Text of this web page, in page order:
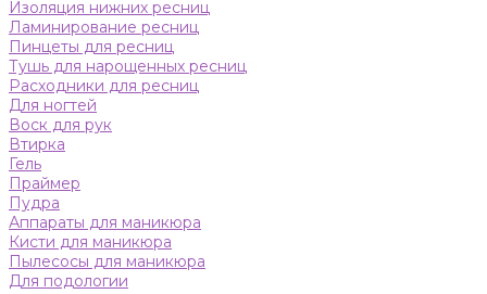
Изоляция нижних ресниц
Ламинирование ресниц
Пинцеты для ресниц
Тушь для нарощенных ресниц
Расходники для ресниц
Для ногтей
Воск для рук
Втирка
Гель
Праймер
Пудра
Аппараты для маникюра
Кисти для маникюра
Пылесосы для маникюра
Для подологии